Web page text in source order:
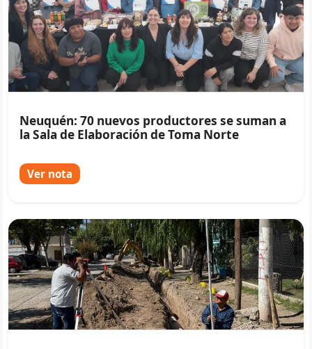
Neuquén: 70 nuevos productores se suman a
la Sala de Elaboración de Toma Norte
Ver nota